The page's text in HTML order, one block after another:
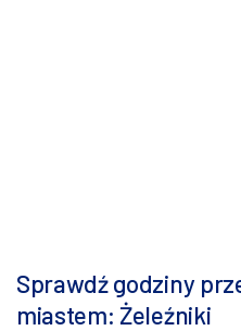
Sprawdź godziny
miastem: Żeleźniki